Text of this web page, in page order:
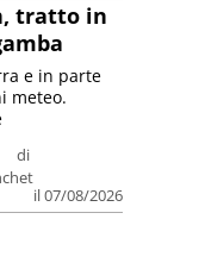
tratto in
di
il 07/08/2026
e in parte
meteo.